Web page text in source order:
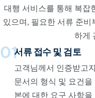
대행 서비스를 통해 복잡
있으며, 필요한 서류 준비
하게
01서류 접수 및 검토
고객님께서 인증받고
문서의 형식 및 요건
본에 대한 요구 사항